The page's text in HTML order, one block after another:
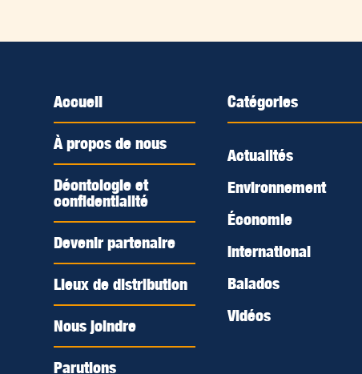
Accueil
À propos de nous
Déontologie et
confidentialité
Devenir partenaire
Lieux de distribution
Nous joindre
Parutions
Catégories
Actualités
Environnement
Économie
International
Balados
Vidéos